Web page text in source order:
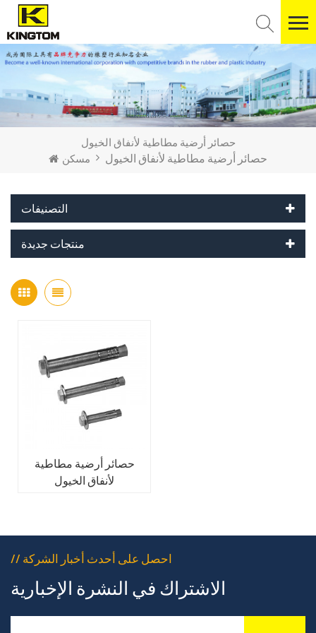
حصائر أرضية مطاطية لأنفاق الخيول
مسكن
حصائر أرضية مطاطية لأنفاق الخيول
التصنيفات
منتجات جديدة
حصائر أرضية مطاطية
لأنفاق الخيول
// احصل على أحدث أخبار الشركة
الاشتراك في النشرة الإخبارية